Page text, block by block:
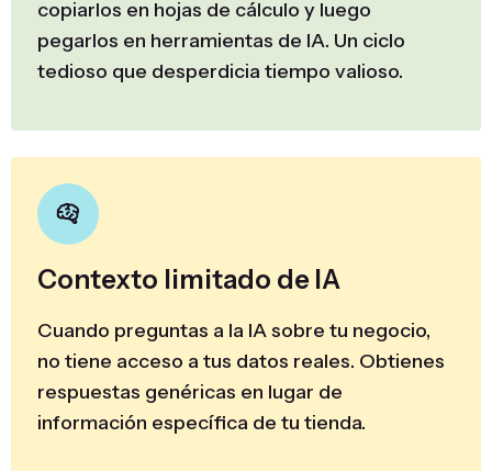
copiarlos en hojas de cálculo y luego
pegarlos en herramientas de IA. Un ciclo
tedioso que desperdicia tiempo valioso.
Contexto limitado de IA
Cuando preguntas a la IA sobre tu negocio,
no tiene acceso a tus datos reales. Obtienes
respuestas genéricas en lugar de
información específica de tu tienda.